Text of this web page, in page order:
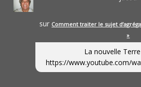
sur Comment traiter le sujet
»
La nouvelle
https://www.youtube.com/